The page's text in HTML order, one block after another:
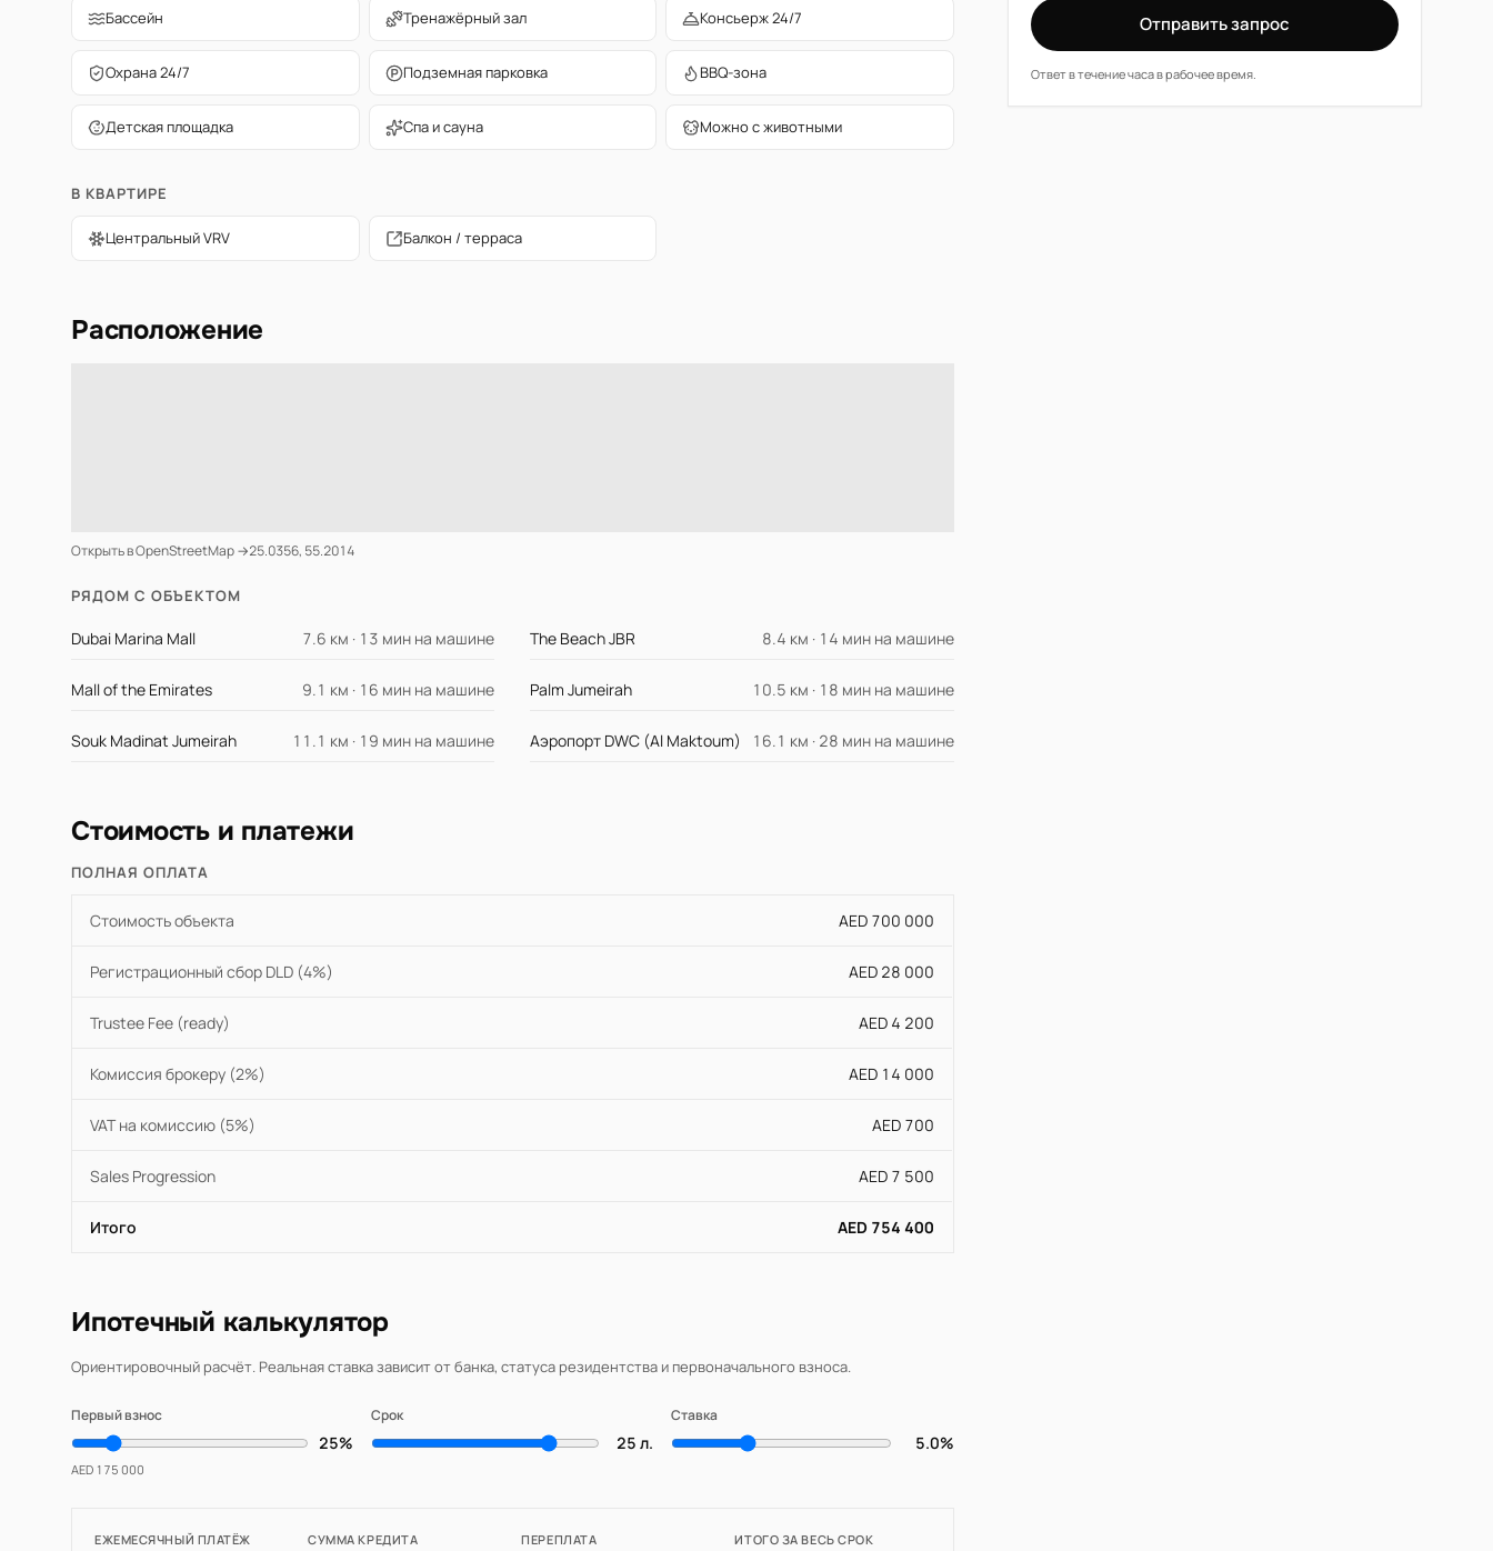
Бассейн Тренажёрный зал Консьерж 24/7
Охрана 24/7 Подземная парковка BBQ-зона
Детская площадка Спа и сауна Можно с животными
В КВАРТИРЕ
Центральный VRV Балкон / терраса
Расположение
Открыть в OpenStreetMap →25.0356, 55.2014
РЯДОМ С ОБЪЕКТОМ
Dubai Marina Mall 7.6 км · 13 мин на машине The Beach JBR 8.4 км · 14 мин на машине
Mall of the Emirates 9.1 км · 16 мин на машине Palm Jumeirah 10.5 км · 18 мин на машине
Souk Madinat Jumeirah 11.1 км · 19 мин на машине Аэропорт DWC (Al Maktoum) 16.1 км · 28 мин на машине
Стоимость и платежи
ПОЛНАЯ ОПЛАТА
Стоимость объекта AED 700 000
Регистрационный сбор DLD (4%) AED 28 000
Trustee Fee (ready) AED 4 200
Комиссия брокеру (2%) AED 14 000
VAT на комиссию (5%) AED 700
Sales Progression AED 7 500
Итого AED 754 400
Ипотечный калькулятор
Ориентировочный расчёт. Реальная ставка зависит от банка, статуса резидентства и первоначального взноса.
Первый взнос
25%
AED 175 000
Срок
25 л.
Ставка
5.0%
ЕЖЕМЕСЯЧНЫЙ ПЛАТЁЖ СУММА КРЕДИТА ПЕРЕПЛАТА ИТОГО ЗА ВЕСЬ СРОК
Отправить запрос
Ответ в течение часа в рабочее время.